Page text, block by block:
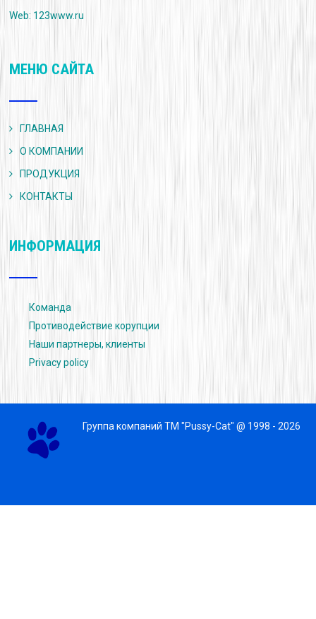
Web: 123www.ru
МЕНЮ САЙТА
ГЛАВНАЯ
О КОМПАНИИ
ПРОДУКЦИЯ
КОНТАКТЫ
ИНФОРМАЦИЯ
Команда
Противодействие корупции
Наши партнеры, клиенты
Privacy policy
Группа компаний ТМ "Pussy-Cat" @ 1998 - 2026